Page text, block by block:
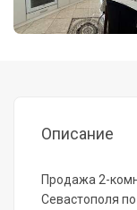
Описание
Продажа 2-
Севастополя